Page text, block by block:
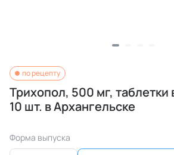
по рецепту
Трихопол, 500 мг, таблетки
10 шт. в Архангельске
Форма выпуска